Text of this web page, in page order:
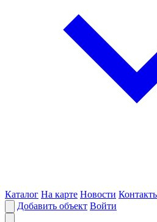
Каталог На карте Новости
Добавить объект Войти